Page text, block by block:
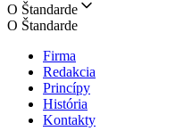
O Štandarde
O Štandarde
Firma
Redakcia
Princípy
História
Kontakty